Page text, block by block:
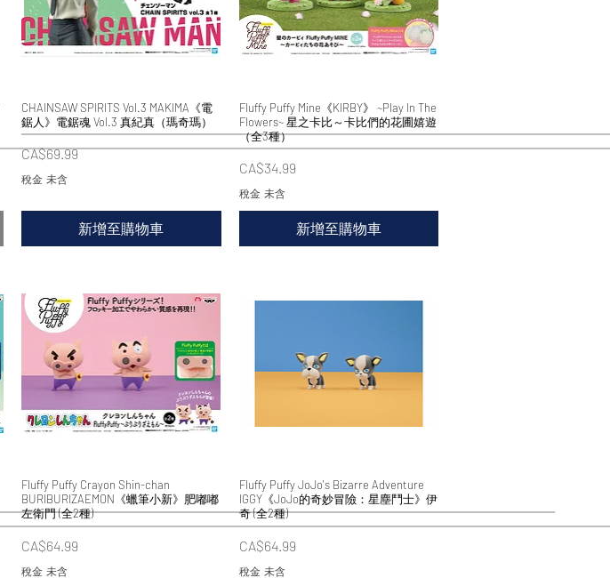
快速瀏覽
CHAINSAW SPIRITS Vol.3 MAKIMA《電
鋸人》電鋸魂 Vol.3 真紀真（瑪奇瑪）
價格
CA$69.99
稅金 未含
新增至購物車
快速瀏覽
Fluffy Puffy Mine《KIRBY》 ~Play In The
Flowers~ 星之卡比～卡比們的花圃嬉遊
（全3種）
價格
CA$34.99
稅金 未含
新增至購物車
快速瀏覽
Fluffy Puffy Crayon Shin-chan
BURIBURIZAEMON《蠟筆小新》肥嘟嘟
左衛門 (全2種)
價格
CA$64.99
稅金 未含
快速瀏覽
Fluffy Puffy JoJo's Bizarre Adventure
IGGY《JoJo的奇妙冒險：星塵鬥士》伊
奇 (全2種)
價格
CA$64.99
稅金 未含